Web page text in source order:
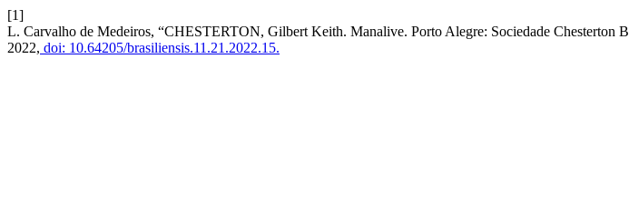
[1]
L. Carvalho de Medeiros, “CHESTERTON, Gilbert Keith. Manalive. Porto Alegre: Sociedade Chesterton
2022, doi: 10.64205/brasiliensis.11.21.2022.15.